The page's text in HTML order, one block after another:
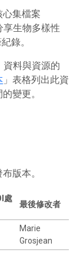
集檔案
享生物多樣性
錄。
資料與資源的
」表格列出此資
變更。
版本。
處
最後修改者
Marie
Grosjean